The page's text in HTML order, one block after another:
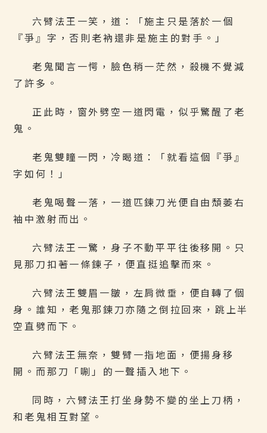
六臂法王一笑，道：「施主只是落於一個
『爭』字，否則老衲還非是施主的對手。」
老鬼聞言一愕，臉色稍一茫然，殺機不覺減
了許多。
正此時，窗外劈空一道閃電，似乎驚醒了老
鬼。
老鬼雙瞳一閃，冷暍道：「就看這個『爭』
字如何！」
老鬼喝聲一落，一道匹鍊刀光便自由頹萎右
袖中激射而出。
六臂法王一驚，身子不動平平往後移開。只
見那刀扣著一條鍊子，便直挺追擊而來。
六臂法王雙眉一皺，左肩微垂，便自轉了個
身。誰知，老鬼那鍊刀亦隨之倒拉回來，跳上半
空直劈而下。
六臂法王無奈，雙臂一指地面，便揚身移
開。而那刀「唰」的一聲插入地下。
同時，六臂法王打坐身勢不變的坐上刀柄，
和老鬼相互對望。